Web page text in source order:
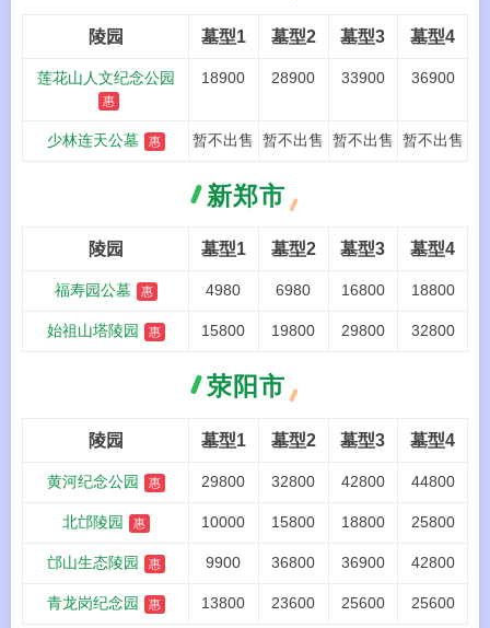
陵园 墓型1 墓型2 墓型3 墓型4
莲花山人文纪念公园
惠
18900 28900 33900 36900
少林连天公墓 惠 暂不出售 暂不出售 暂不出售 暂不出售
新郑市
陵园 墓型1 墓型2 墓型3 墓型4
福寿园公墓 惠 4980 6980 16800 18800
始祖山塔陵园 惠 15800 19800 29800 32800
荥阳市
陵园 墓型1 墓型2 墓型3 墓型4
黄河纪念公园 惠 29800 32800 42800 44800
北邙陵园 惠 10000 15800 18800 25800
邙山生态陵园 惠 9900 36800 36900 42800
青龙岗纪念园 惠 13800 23600 25600 25600